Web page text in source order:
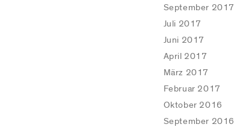
September 2017
Juli 2017
Juni 2017
April 2017
März 2017
Februar 2017
Oktober 2016
September 2016